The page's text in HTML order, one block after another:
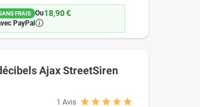
FRAIS Ou18,90 €
PayPal🛈
Ajax StreetSiren
1 Avis